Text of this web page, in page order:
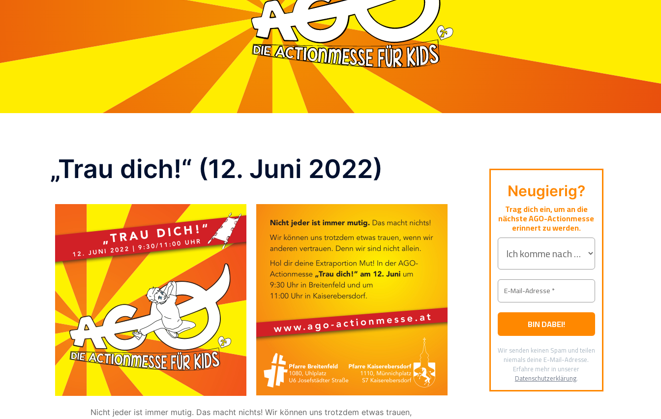
„Trau dich!“ (12. Juni 2022)
Nicht jeder ist immer mutig. Das macht nichts! Wir können uns trotzdem etwas trauen,
Neugierig?
Trag dich ein, um an die
nächste AGO-Actionmesse
erinnert zu werden.
Wir senden keinen Spam und teilen
niemals deine E-Mail-Adresse.
Erfahre mehr in unserer
Datenschutzerklärung.